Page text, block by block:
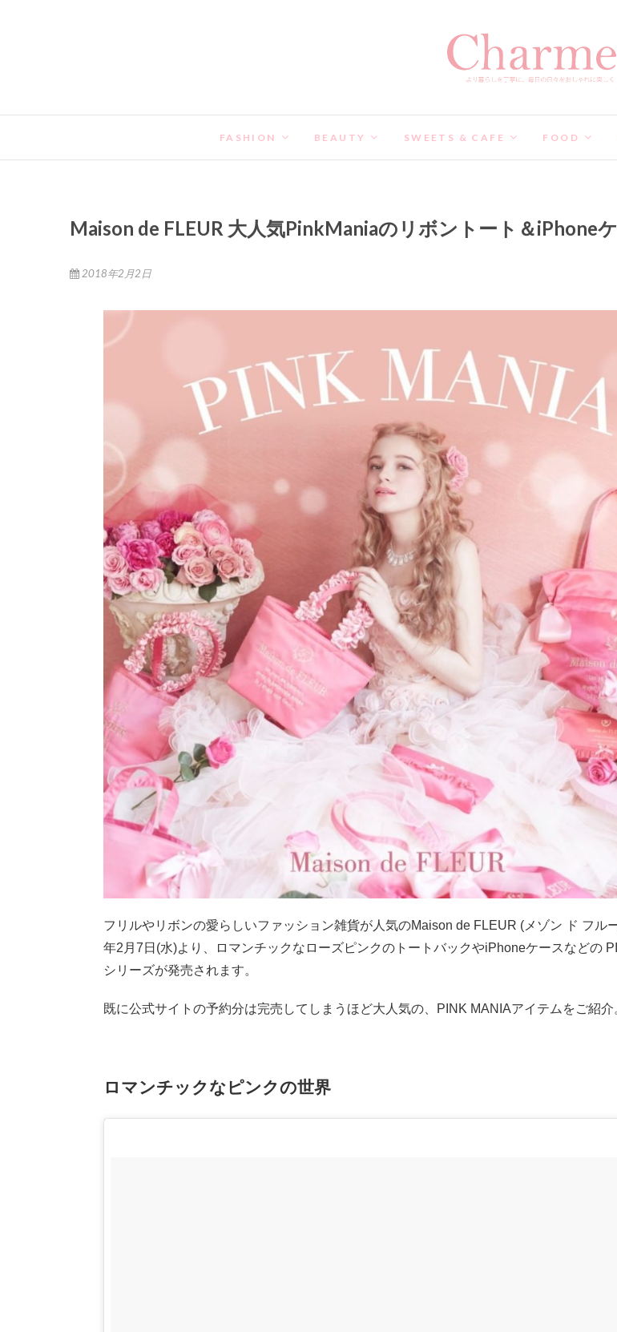
FASHION BEAUTY SWEETS & CAFE FOOD
Maison de FLEUR 大人気PinkManiaのリボントート＆iPhone
2018年2月2日
フリルやリボンの愛らしいファッション雑貨が人気のMaison de FLEUR (メゾン ド フル
年2月7日(水)より、ロマンチックなローズピンクのトートバックやiPhoneケースなどの
シリーズが発売されます。
既に公式サイトの予約分は完売してしまうほど大人気の、PINK MANIAアイテムをご紹介
ロマンチックなピンクの世界